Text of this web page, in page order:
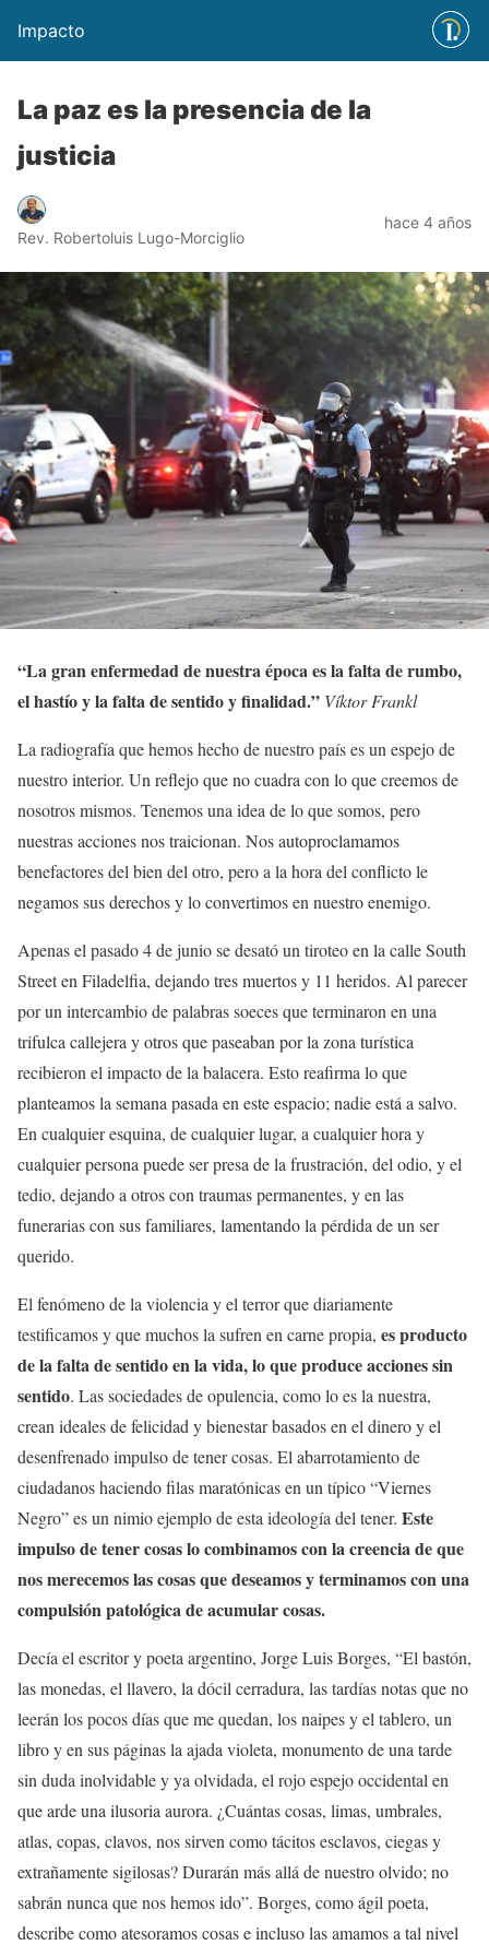
Impacto
La paz es la presencia de la
justicia
Rev. Robertoluis Lugo-Morciglio
hace 4 años
“La gran enfermedad de nuestra época es la falta de rumbo,
el hastío y la falta de sentido y finalidad.” Víktor Frankl
La radiografía que hemos hecho de nuestro país es un espejo de
nuestro interior. Un reflejo que no cuadra con lo que creemos de
nosotros mismos. Tenemos una idea de lo que somos, pero
nuestras acciones nos traicionan. Nos autoproclamamos
benefactores del bien del otro, pero a la hora del conflicto le
negamos sus derechos y lo convertimos en nuestro enemigo.
Apenas el pasado 4 de junio se desató un tiroteo en la calle South
Street en Filadelfia, dejando tres muertos y 11 heridos. Al parecer
por un intercambio de palabras soeces que terminaron en una
trifulca callejera y otros que paseaban por la zona turística
recibieron el impacto de la balacera. Esto reafirma lo que
planteamos la semana pasada en este espacio; nadie está a salvo.
En cualquier esquina, de cualquier lugar, a cualquier hora y
cualquier persona puede ser presa de la frustración, del odio, y el
tedio, dejando a otros con traumas permanentes, y en las
funerarias con sus familiares, lamentando la pérdida de un ser
querido.
El fenómeno de la violencia y el terror que diariamente
testificamos y que muchos la sufren en carne propia, es producto
de la falta de sentido en la vida, lo que produce acciones sin
sentido. Las sociedades de opulencia, como lo es la nuestra,
crean ideales de felicidad y bienestar basados en el dinero y el
desenfrenado impulso de tener cosas. El abarrotamiento de
ciudadanos haciendo filas maratónicas en un típico “Viernes
Negro” es un nimio ejemplo de esta ideología del tener. Este
impulso de tener cosas lo combinamos con la creencia de que
nos merecemos las cosas que deseamos y terminamos con una
compulsión patológica de acumular cosas.
Decía el escritor y poeta argentino, Jorge Luis Borges, “El bastón,
las monedas, el llavero, la dócil cerradura, las tardías notas que no
leerán los pocos días que me quedan, los naipes y el tablero, un
libro y en sus páginas la ajada violeta, monumento de una tarde
sin duda inolvidable y ya olvidada, el rojo espejo occidental en
que arde una ilusoria aurora. ¿Cuántas cosas, limas, umbrales,
atlas, copas, clavos, nos sirven como tácitos esclavos, ciegas y
extrañamente sigilosas? Durarán más allá de nuestro olvido; no
sabrán nunca que nos hemos ido”. Borges, como ágil poeta,
describe como atesoramos cosas e incluso las amamos a tal nivel